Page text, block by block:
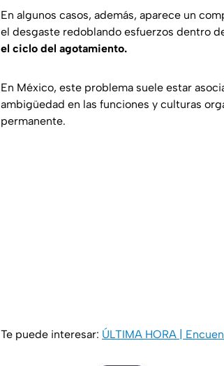
En algunos casos, además, aparece un
el desgaste redoblando esfuerzos dentro
el ciclo del agotamiento.
En México, este problema suele estar
ambigüedad en las funciones y culturas
permanente.
Te puede interesar: ÚLTIMA HORA |